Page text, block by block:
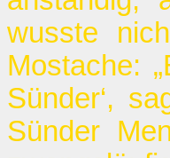
wusste
Mostache:
Sünder‘,
Sünder